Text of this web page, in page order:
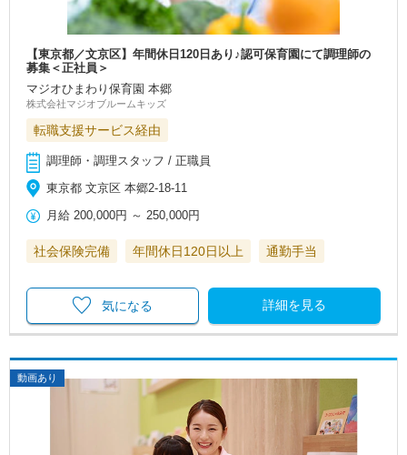
【東京都／文京区】年間休日120日あり♪認可保育園にて調理師の
募集＜正社員＞
マジオひまわり保育園 本郷
株式会社マジオブルームキッズ
転職支援サービス経由
調理師・調理スタッフ / 正職員
東京都 文京区 本郷2-18-11
月給 200,000円 ～250,000円
社会保険完備 年間休日120日以上 通勤手当
詳細を見る
気になる
動画あり